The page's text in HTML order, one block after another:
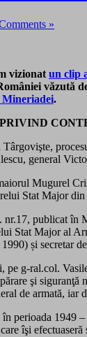
»
vizionat un clip
văzută
.
general
Mugurel
Stat Major
publicat în
Stat Major al
și secretar
g-ral.col.
şi
de armată,
perioada 1949
îşi